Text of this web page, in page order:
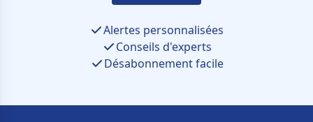
Alertes personnalisées
Conseils d'experts
Désabonnement facile